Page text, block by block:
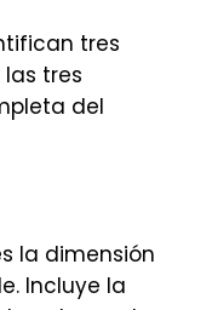
tres
tres
del
la dimensión
Incluye la